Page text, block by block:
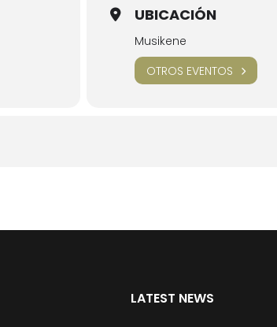
UBICACIÓN
Musikene
OTROS EVENTOS
LATEST NEWS